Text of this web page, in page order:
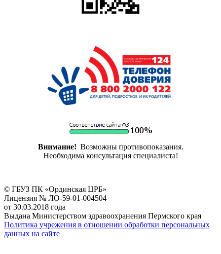
Внимание! Возможны противопоказания.
Необходима консультация специалиста!
© ГБУЗ ПК «Ординская ЦРБ»
Лицензия № ЛО-59-01-004504
от 30.03.2018 года
Выдана Министерством здравоохранения Пермского края
Политика учрежения в отношении обработки персональных
данных на сайте